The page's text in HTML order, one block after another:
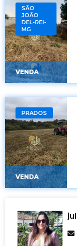
SÃO
JOÃO
DEL-REI-
MG
VENDA
PRADOS
VENDA